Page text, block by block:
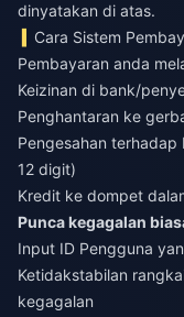
dinyatakan di atas.
Cara Sistem
Pembayaran anda
Keizinan di bank/
Penghantaran ke
Pengesahan
12 digit)
Kredit ke dompet
Punca kegagalan
Input ID Pengguna
Ketidakstabilan
kegagalan